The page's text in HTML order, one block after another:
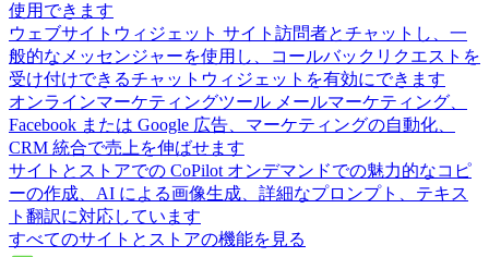
使用できます
ウェブサイトウィジェット サイト訪問者とチャットし、一
般的なメッセンジャーを使用し、コールバックリクエストを
受け付けできるチャットウィジェットを有効にできます
オンラインマーケティングツール メールマーケティング、
Facebook または Google 広告、マーケティングの自動化、
CRM 統合で売上を伸ばせます
サイトとストアでの CoPilot オンデマンドでの魅力的なコピ
ーの作成、AI による画像生成、詳細なプロンプト、テキス
ト翻訳に対応しています
すべてのサイトとストアの機能を見る